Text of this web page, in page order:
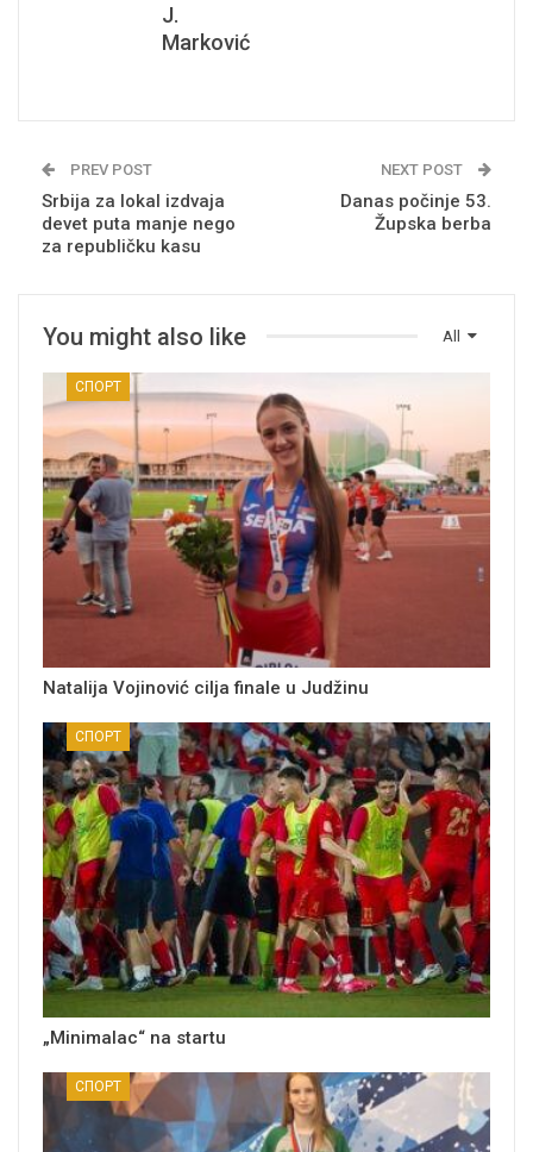
J.
Marković
PREV POST
Srbija za lokal izdvaja
devet puta manje nego
za republičku kasu
NEXT POST
Danas počinje 53.
Župska berba
All
You might also like
СПОРТ
Natalija Vojinović cilja finale u Judžinu
СПОРТ
„Minimalac“ na startu
СПОРТ